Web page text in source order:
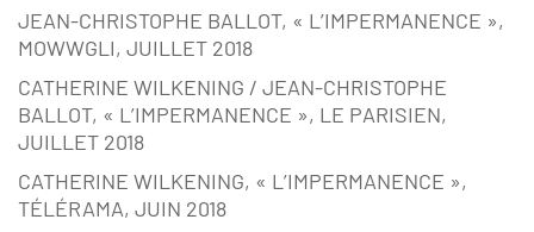
JEAN-CHRISTOPHE BALLOT, « L’IMPERMANENCE »,
MOWWGLI, JUILLET 2018
CATHERINE WILKENING / JEAN-CHRISTOPHE
BALLOT, « L’IMPERMANENCE », LE PARISIEN,
JUILLET 2018
CATHERINE WILKENING, « L’IMPERMANENCE »,
TÉLÉRAMA, JUIN 2018